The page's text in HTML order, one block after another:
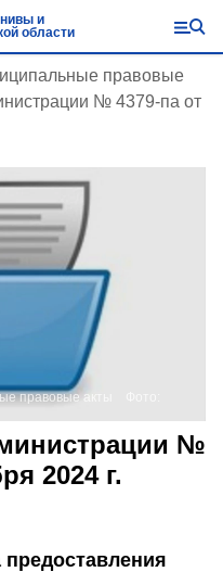
и
области
правовые
№ 4379-па от
правовые акты
№
2024 г.